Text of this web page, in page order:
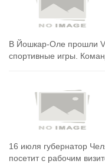
В Йошкар-Оле прошли
спортивные игры.
16 июля губернатор
посетит с рабочим